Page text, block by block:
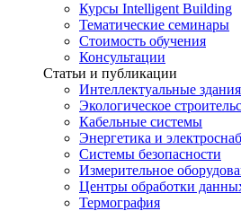
Курсы Intelligent Building
Тематические семинары
Стоимость обучения
Консультации
Статьи и публикации
Интеллектуальные здания
Экологическое
Кабельные системы
Энергетика и
Системы безопасности
Измерительное
Центры обработки
Термография